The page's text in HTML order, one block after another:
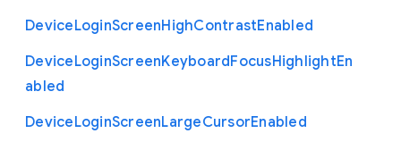
DeviceLoginScreenHighContrastEnabled
DeviceLoginScreenKeyboardFocusHighlightEn
abled
DeviceLoginScreenLargeCursorEnabled